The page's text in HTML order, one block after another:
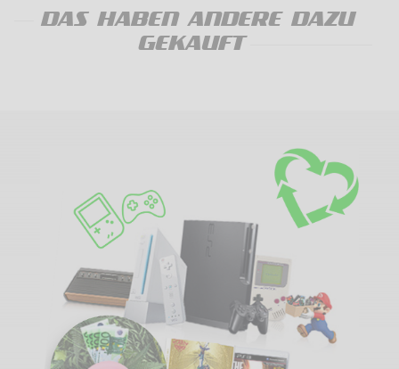
DAS HABEN ANDERE DAZU
GEKAUFT